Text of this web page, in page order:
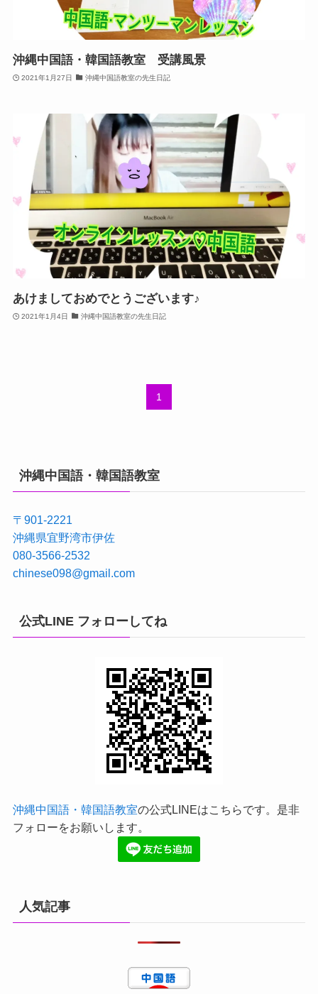
沖縄中国語・韓国語教室 受講風景
2021年1月27日 沖縄中国語教室の先生日記
あけましておめでとうございます♪
2021年1月4日 沖縄中国語教室の先生日記
1
沖縄中国語・韓国語教室
〒901-2221
沖縄県宜野湾市伊佐
080-3566-2532
chinese098@gmail.com
公式LINE フォローしてね
沖縄中国語・韓国語教室の公式LINEはこちらです。是非
フォローをお願いします。
人気記事